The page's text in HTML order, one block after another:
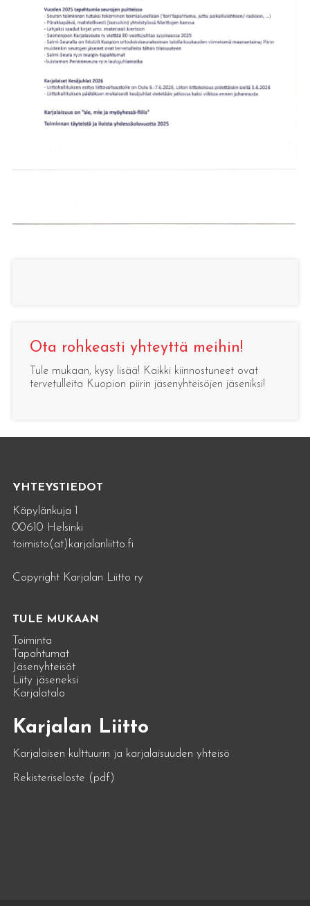
Ota rohkeasti yhteyttä meihin!
Tule mukaan, kysy lisää! Kaikki kiinnostuneet ovat
tervetulleita Kuopion piirin jäsenyhteisöjen jäseniksi!
YHTEYSTIEDOT
Käpylänkuja 1
00610 Helsinki
toimisto(at)karjalanliitto.fi
Copyright Karjalan Liitto ry
TULE MUKAAN
Toiminta
Tapahtumat
Jäsenyhteisöt
Liity jäseneksi
Karjalatalo
Karjalan Liitto
Karjalaisen kulttuurin ja karjalaisuuden yhteisö
Rekisteriseloste (pdf)